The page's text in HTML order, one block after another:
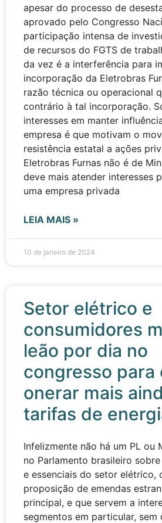
apesar do processo de
aprovado pelo Congresso
participação intensa de
de recursos do FGTS de
da vez é a interferência para
incorporação da Eletrobras
razão técnica ou operacional
contrário à tal incorporação.
interesses em manter
empresa é que motivam o
resistência estatal a ações
Eletrobras Furnas não é de
deve mais atender interesses
uma empresa privada
LEIA MAIS »
10 de janeiro de 2024
Setor elétrico e
consumidores
leão por dia no
congresso para
onerar mais
tarifas de
Infelizmente não há um PL ou
no Parlamento brasileiro
e essenciais do setor elétrico,
proposição de emendas
principal, e que servem a
segmentos em particular, sem